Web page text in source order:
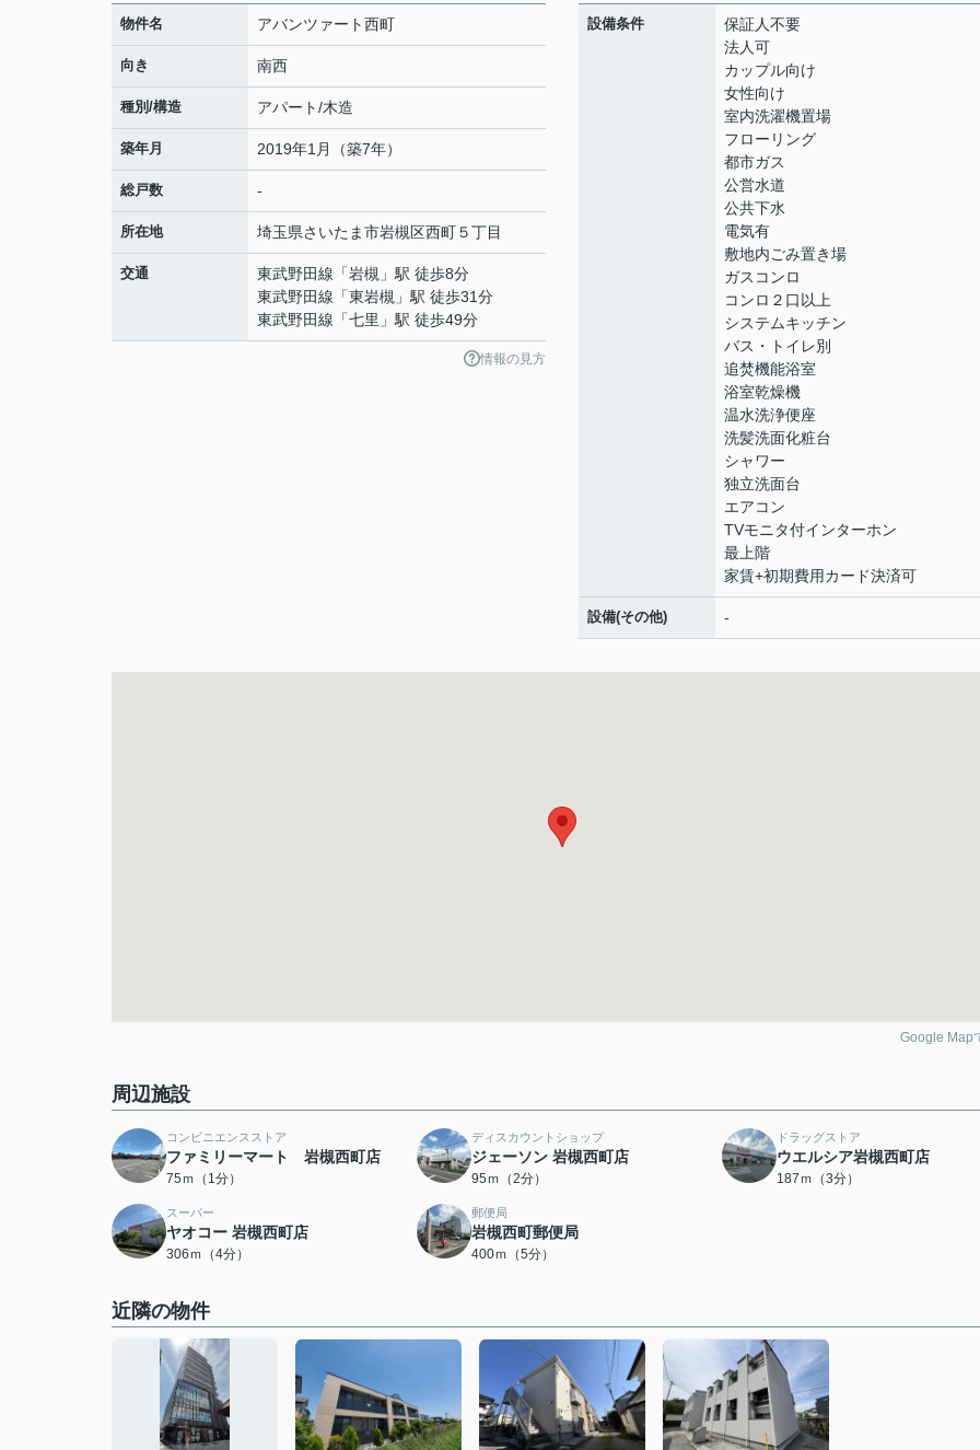
物件名 アバンツァート西町
向き 南西
種別/構造 アパート/木造
築年月 2019年1月（築7年）
総戸数 -
所在地 埼玉県さいたま市岩槻区西町５丁目
交通 東武野田線 「岩槻 」駅 徒歩8分
東武野田線 「東岩槻 」駅 徒歩31分
東武野田線 「七里 」駅 徒歩49分
情報の見方
設備条件
保証人不要
法人可
カップル向け
女性向け
室内洗濯機置場
フローリング
都市ガス
公営水道
公共下水
電気有
敷地内ごみ置き場
ガスコンロ
コンロ２口以上
システムキッチン
バス・トイレ別
追焚機能浴室
浴室乾燥機
温水洗浄便座
洗髪洗面化粧台
シャワー
独立洗面台
エアコン
TVモニタ付インターホン
最上階
家賃+初期費用カード決済可
設備(その他) -
Google Map
周辺施設
コンビニエンスストア
ファミリーマート 岩槻西町店
75ｍ（1分）
ディスカウントショップ
ジェーソン 岩槻西町店
95ｍ（2分）
ドラッグストア
ウエルシア岩槻西町店
187ｍ（3分）
スーパー
ヤオコー 岩槻西町店
306ｍ（4分）
郵便局
岩槻西町郵便局
400ｍ（5分）
近隣の物件